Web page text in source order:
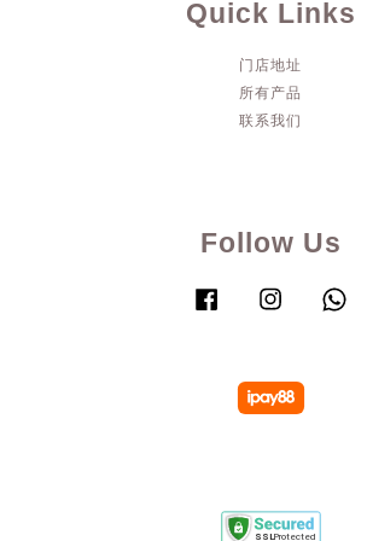
Quick Links
门店地址
所有产品
联系我们
Follow Us
Facebook Instagram